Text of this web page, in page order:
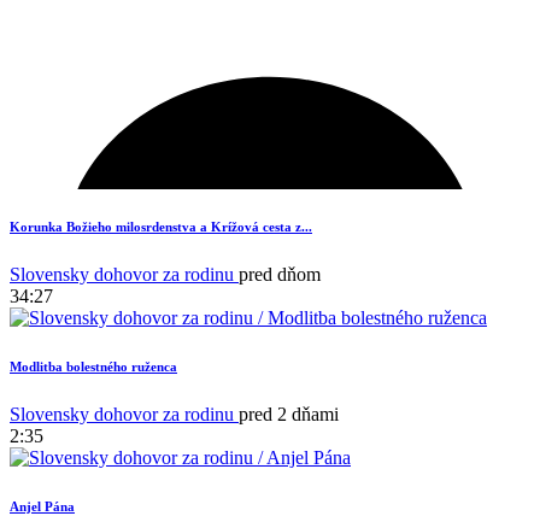
Korunka Božieho milosrdenstva a Krížová cesta z...
Slovensky dohovor za rodinu pred dňom
34:27
Modlitba bolestného ruženca
Slovensky dohovor za rodinu pred 2 dňami
2:35
Anjel Pána